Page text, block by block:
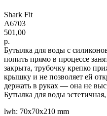
Shark Fit
A6703
501,00
р.
Бутылка для воды с
попить прямо в процессе
закрыта, трубочку крепко
крышку и не позволяет ей
держать в руках — она не
Бутылка для воды
lwh: 70x70x210 mm